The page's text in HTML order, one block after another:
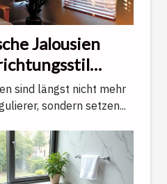
Jalousien
sind längst nicht mehr
sondern setzen...